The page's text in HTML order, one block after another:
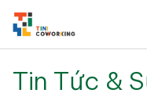
Tin Tức &